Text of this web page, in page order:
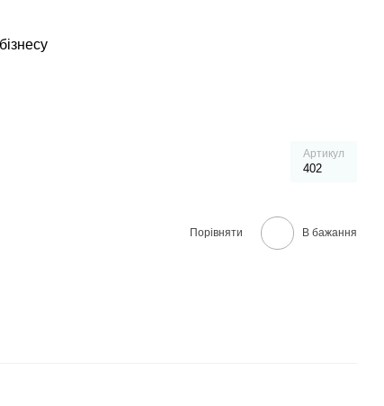
Артикул
402
Порівняти В бажання